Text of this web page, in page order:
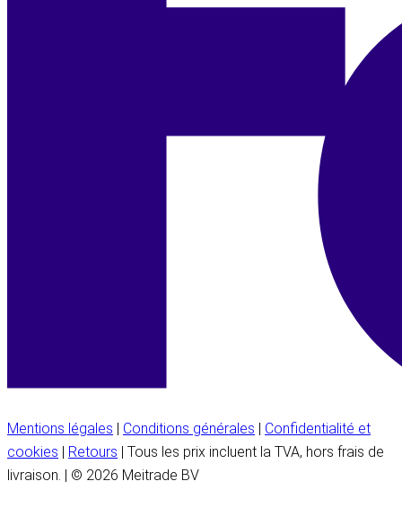
Mentions légales | Conditions générales | Confidentialité et
cookies | Retours | Tous les prix incluent la TVA, hors frais de
livraison. | © 2026 Meitrade BV